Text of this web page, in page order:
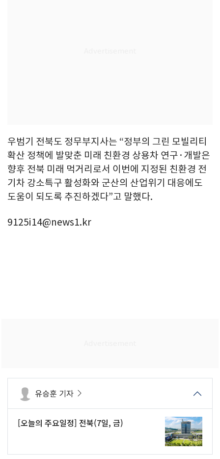
우범기 전북도 정무부지사는 “정부의 그린 모빌리티
확산 정책에 발맞춘 미래 친환경 상용차 연구·개발은
향후 전북 미래 먹거리로서 이번에 지정된 친환경 전
기차 강소특구 활성화와 군산의 산업위기 대응에도
도움이 되도록 추진하겠다”고 말했다.
9125i14@news1.kr
유승훈 기자
[오늘의 주요일정] 전북(7일, 금)